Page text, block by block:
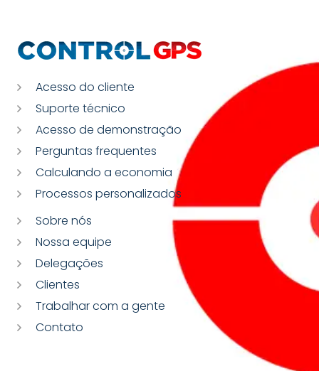
Acesso do cliente
Suporte técnico
Acesso de demonstração
Perguntas frequentes
Calculando a economia
Processos personalizados
Sobre nós
Nossa equipe
Delegações
Clientes
Trabalhar com a gente
Contato